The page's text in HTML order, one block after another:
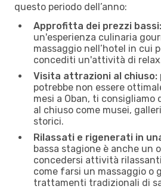
questo periodo dell’anno:
Approfitta dei prezzi bassi:
un'esperienza culinaria
massaggio nell’hotel in cui
concediti un'attività di
Visita attrazioni al chiuso:
potrebbe non essere
mesi a Oban, ti
al chiuso come musei,
storici.
Rilassati e rigenerati in
bassa stagione è anche un
concedersi attività
come farsi un massaggio o
trattamenti tradizionali di